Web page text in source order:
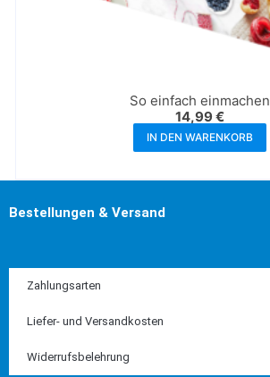
So einfach einmachen
14,99€
IN DEN WARENKORB
Bestellungen & Versand
Zahlungsarten
Liefer- und Versandkosten
Widerrufsbelehrung